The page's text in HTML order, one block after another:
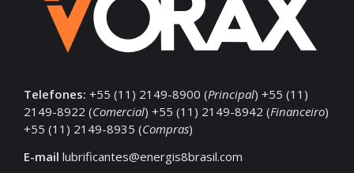
Telefones: +55 (11) 2149-8900 (Principal) +55 (11)
2149-8922 (Comercial) +55 (11) 2149-8942 (Financeiro)
+55 (11) 2149-8935 (Compras)
E-mail lubrificantes@energis8brasil.com